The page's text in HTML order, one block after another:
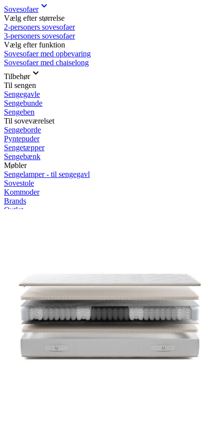
Sovesofaer
Vælg efter størrelse
2-personers sovesofaer
3-personers sovesofaer
Vælg efter funktion
Sovesofaer med opbevaring
Sovesofaer med chaiselong
Tilbehør
Til sengen
Sengegavle
Sengebunde
Sengeben
Til soveværelset
Sengeborde
Pyntepuder
Sengetæpper
Sengebænk
Møbler
Sengelamper - til sengegavl
Sovestole
Kommoder
Brands
Outlet
Dobbelt
Gazella
Gazella Comfort III er en 22 cm høj madras i naturlatex med 7
komfortzoner, der sikrer luksuriøs komfort og støtte gennem
CoreConnect-fjederteknologien.
25.999,-
Medlemspris:12.999,-